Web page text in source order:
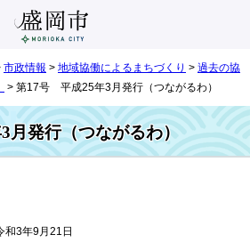
市政情報 > 地域協働によるまちづくり > 過去の協
> 第17号 平成25年3月発行（つながるわ）
発行（つながるわ）
3年9月21日